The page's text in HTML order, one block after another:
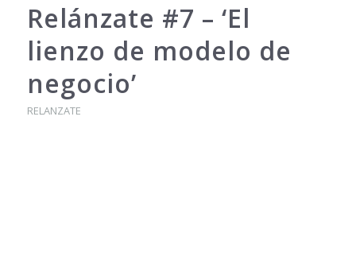
Relánzate #7 – ‘El
lienzo de modelo de
negocio’
RELANZATE